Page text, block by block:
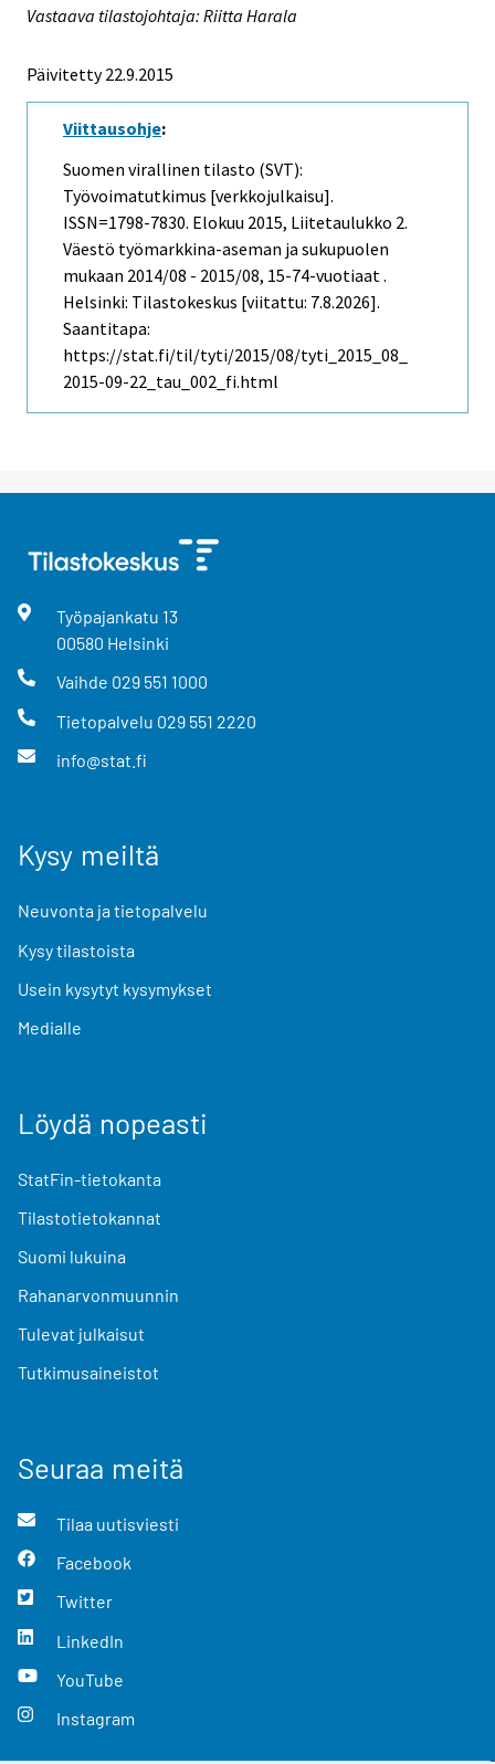
Vastaava tilastojohtaja: Riitta Harala
Päivitetty 22.9.2015
Viittausohje:
Suomen virallinen tilasto (SVT):
Työvoimatutkimus [verkkojulkaisu].
ISSN=1798-7830. Elokuu 2015, Liitetaulukko 2.
Väestö työmarkkina-aseman ja sukupuolen
mukaan 2014/08 - 2015/08, 15-74-vuotiaat .
Helsinki: Tilastokeskus [viitattu: 7.8.2026].
Saantitapa:
https://stat.fi/til/tyti/2015/08/tyti_2015_08_
2015-09-22_tau_002_fi.html
Työpajankatu 13
00580 Helsinki
Vaihde 029 551 1000
Tietopalvelu 029 551 2220
info@stat.fi
Kysy meiltä
Neuvonta ja tietopalvelu
Kysy tilastoista
Usein kysytyt kysymykset
Medialle
Löydä nopeasti
StatFin-tietokanta
Tilastotietokannat
Suomi lukuina
Rahanarvonmuunnin
Tulevat julkaisut
Tutkimusaineistot
Seuraa meitä
Tilaa uutisviesti
Facebook
Twitter
LinkedIn
YouTube
Instagram